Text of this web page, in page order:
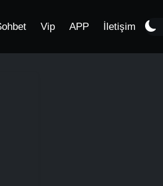
Vip APP İletişim